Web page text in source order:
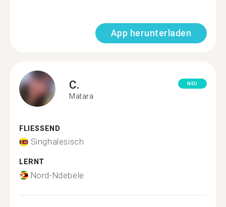
App herunterladen
C.
Matara
NEU
FLIESSEND
Singhalesisch
LERNT
Nord-Ndebele